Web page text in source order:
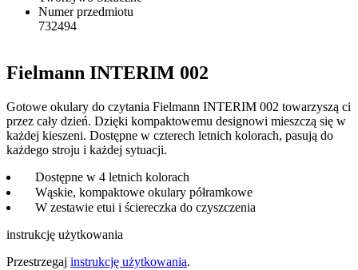
Numer przedmiotu
732494
Fielmann INTERIM 002
Gotowe okulary do czytania Fielmann INTERIM 002 towarzyszą ci
przez cały dzień. Dzięki kompaktowemu designowi mieszczą się w
każdej kieszeni. Dostępne w czterech letnich kolorach, pasują do
każdego stroju i każdej sytuacji.
Dostępne w 4 letnich kolorach
Wąskie, kompaktowe okulary półramkowe
W zestawie etui i ściereczka do czyszczenia
instrukcję użytkowania
Przestrzegaj instrukcję użytkowania.